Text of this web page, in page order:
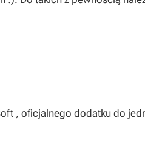
, oficjalnego dodatku do